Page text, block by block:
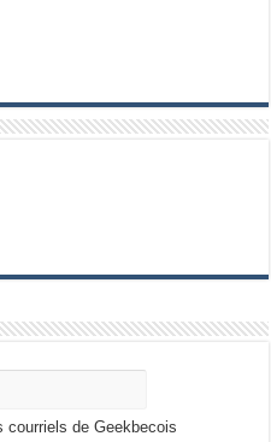
courriels de Geekbecois